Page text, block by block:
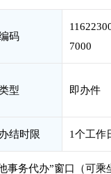
码
7000
型 即办件
结时限 1个工作
事务代办”窗口（可乘